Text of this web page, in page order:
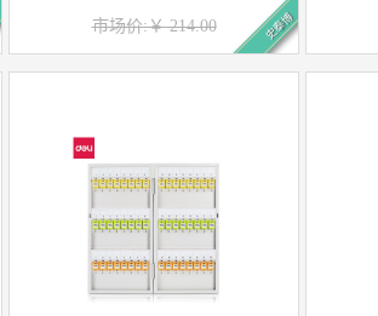
市场价:￥ 214.00 史泰博